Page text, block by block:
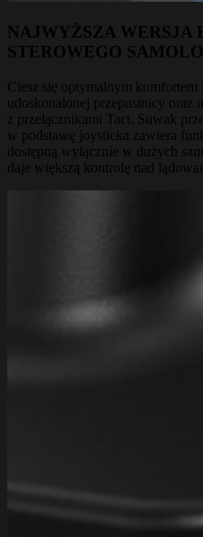
NAJWYŻSZA WERSJA
STEROWEGO
Ciesz się optymalnym
udoskonalonej przepustnicy oraz
z przełącznikami Tact. Suwak
w podstawę joysticka zawiera
dostępną wyłącznie w dużych
daje większą kontrolę nad